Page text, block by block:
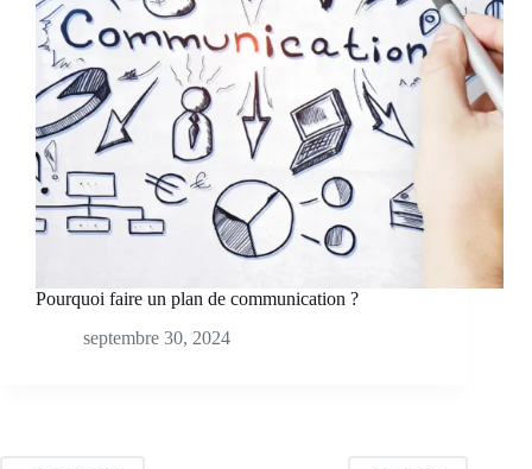
Pourquoi faire un plan de communication ?
septembre 30, 2024